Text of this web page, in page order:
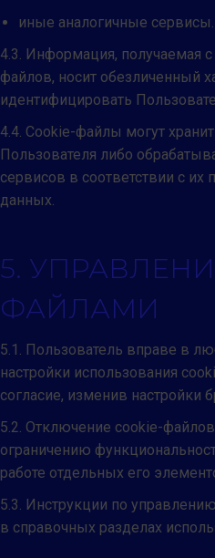
иные аналогичные сервисы.
4.3. Информация, получаемая
файлов, носит обезличенный
идентифицировать
4.4. Cookie-файлы могут
Пользователя либо
сервисов в соответствии с их
данных.
5.
ФАЙЛАМИ
5.1. Пользователь вправе в
настройки использования
согласие, изменив настройки
5.2. Отключение cookie-
ограничению
работе отдельных его
5.3. Инструкции по
в справочных разделах